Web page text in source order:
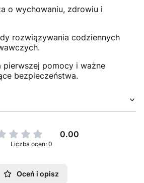
o wychowaniu, zdrowiu i
rozwiązywania codziennych
pierwszej pomocy i ważne
bezpieczeństwa.
0.00
Liczba ocen: 0
Oceń i opisz